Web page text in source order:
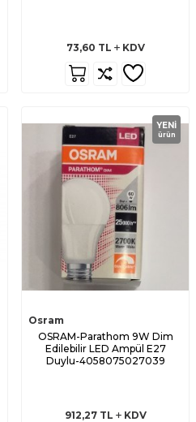
73,60 TL KDV
YENI
ürün
Osram
OSRAM-Parathom 9W Dim
Edilebilir LED Ampül E27
Duylu-4058075027039
912,27TL KDV